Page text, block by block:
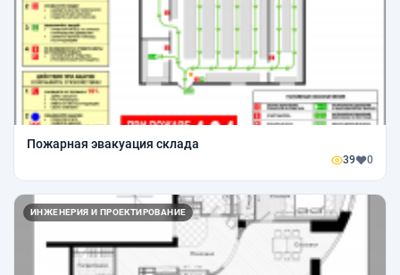
Пожарная эвакуация склада
39 0
ИНЖЕНЕРИЯ И ПРОЕКТИРОВАНИЕ